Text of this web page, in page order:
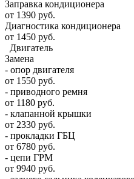
Заправка кондиционера
от 1390 руб.
Диагностика кондиционера
от 1450 руб.
Двигатель
Замена
- опор двигателя
от 1550 руб.
- приводного ремня
от 1180 руб.
- клапанной крышки
от 2330 руб.
- прокладки ГБЦ
от 6780 руб.
- цепи ГРМ
от 9940 руб.